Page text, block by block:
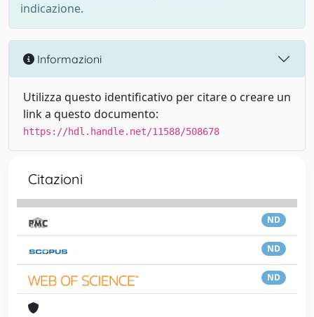
indicazione.
Informazioni
Utilizza questo identificativo per citare o creare un
link a questo documento:
https://hdl.handle.net/11588/508678
Citazioni
ND
ND
ND